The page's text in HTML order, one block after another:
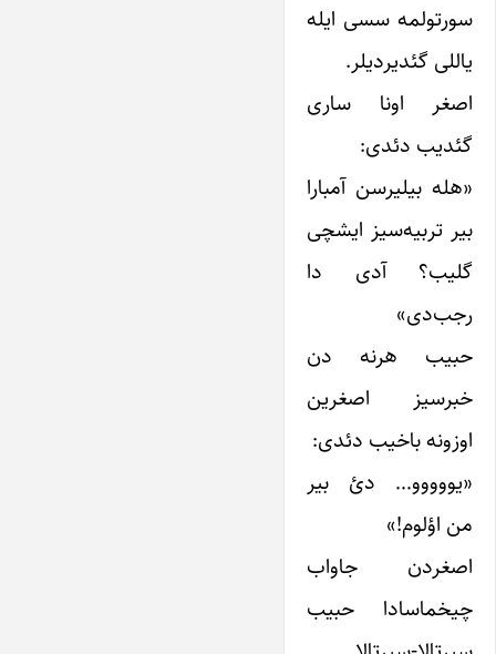
سورتولمه سسی ایله
یاللی گئدیردیلر.
اصغر اونا ساری
گئدیب دئدی:
«هله بیلیرسن آمبارا
بیر تربیه‌سیز ایشچی
گلیب؟ آدی ‌دا
رجب‌دی»
حبیب هرنه دن
خبرسیز اصغرین
اوزونه باخیب دئدی:
«یووووو… دئ بیر
من اؤلوم!»
اصغردن جاواب
چیخماسادا حبیب